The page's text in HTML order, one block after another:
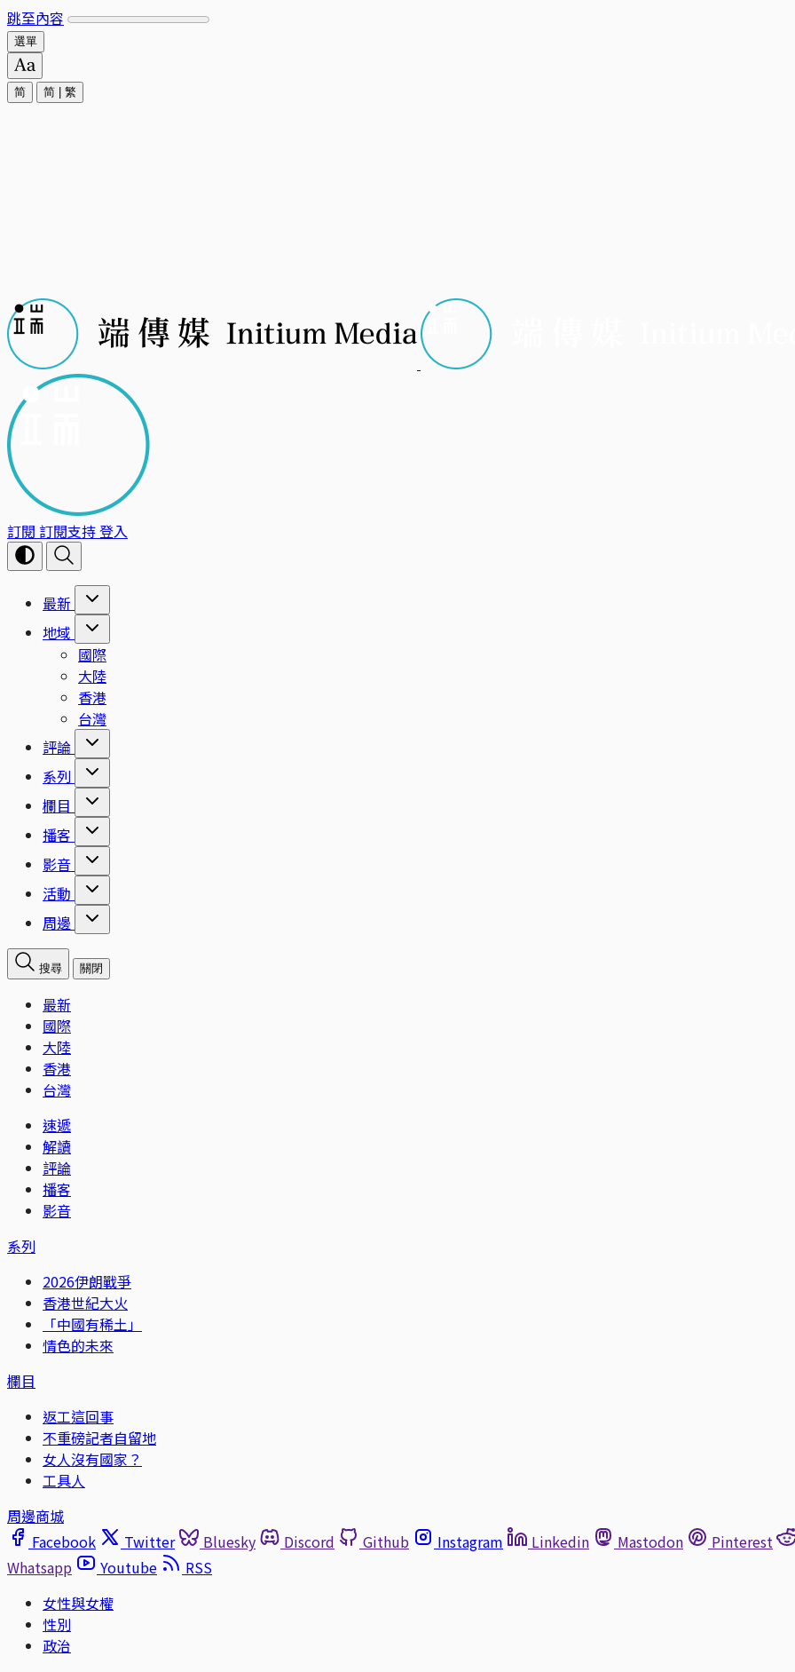
跳至內容
選單
简 简 繁
訂閱 訂閱支持登入
最新
地域
國際
大陸
香港
台灣
評論
系列
欄目
播客
影音
活動
周邊
搜尋 關閉
最新
國際
大陸
香港
台灣
速遞
解讀
評論
播客
影音
系列
2026伊朗戰爭
香港世紀大火
「中國有稀土」
情色的未來
欄目
返工這回事
不重磅記者自留地
女人沒有國家？
工具人
周邊商城
Facebook
Twitter Bluesky Discord Github Instagram Linkedin Mastodon
Pinterest
Whatsapp
Youtube
RSS
女性與女權
性別
政治